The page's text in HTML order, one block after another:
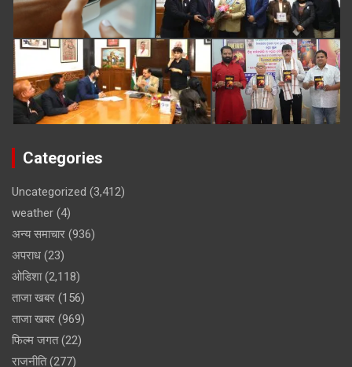
Categories
Uncategorized (3,412)
weather (4)
अन्य समाचार (936)
अपराध (23)
ओडिशा(2,118)
ताजा खबर (156)
ताजा खबर (969)
फिल्म जगत(22)
राजनीति(277)